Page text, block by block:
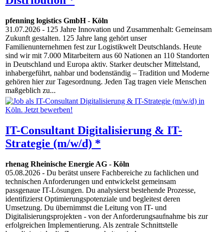
pfenning logistics GmbH- Köln
31.07.2026 - 125 Jahre Innovation und Zusammenhalt: Gemeinsam
Zukunft gestalten. 125 Jahre lang gehört unser
Familienunternehmen fest zur Logistikwelt Deutschlands. Heute
sind wir mit 7.000 Mitarbeitern aus 60 Nationen an 110 Standorten
in Deutschland und Europa aktiv. Starker deutscher Mittelstand,
inhabergeführt, nahbar und bodenständig – Tradition und Moderne
gehören hier zur Tagesordnung. Jeden Tag tragen viele Menschen
maßgeblich zu...
IT-Consultant Digitalisierung & IT-
Strategie (m/w/d) *
rhenag Rheinische Energie AG - Köln
05.08.2026 - Du berätst unsere Fachbereiche zu fachlichen und
technischen Anforderungen und entwickelst gemeinsam
passgenaue IT-Lösungen. Du analysierst bestehende Prozesse,
identifizierst Optimierungspotenziale und begleitest deren
Umsetzung. Du übernimmst die Leitung von IT- und
Digitalisierungsprojekten - von der Anforderungsaufnahme bis zur
erfolgreichen Implementierung. Als zentrale Schnittstelle